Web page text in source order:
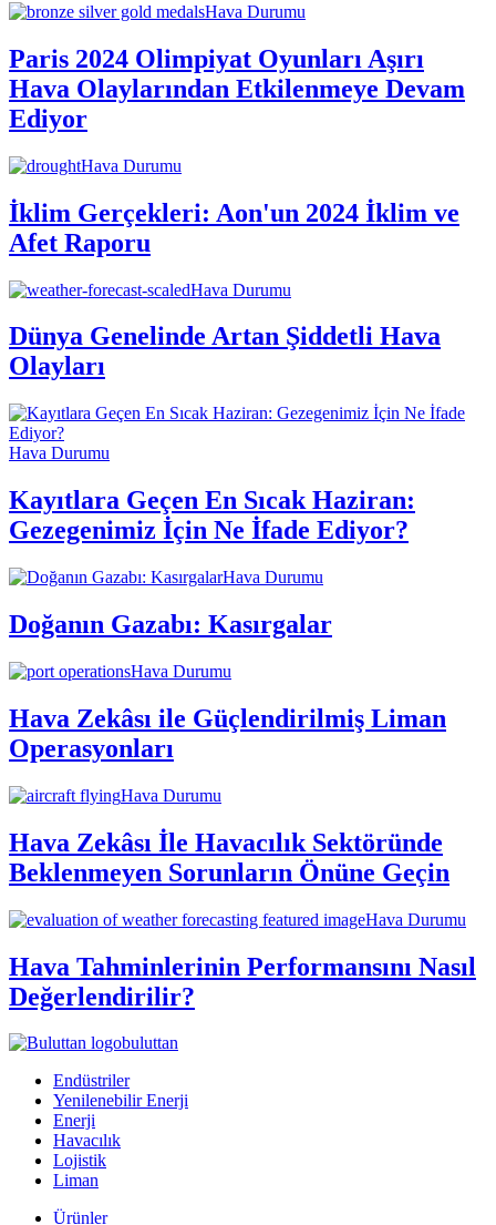
Hava Durumu
Paris 2024 Olimpiyat Oyunları Aşırı
Hava Olaylarından Etkilenmeye Devam
Ediyor
Hava Durumu
İklim Gerçekleri: Aon'un 2024 İklim ve
Afet Raporu
Hava Durumu
Dünya Genelinde Artan Şiddetli Hava
Olayları
Hava Durumu
Kayıtlara Geçen En Sıcak Haziran:
Gezegenimiz İçin Ne İfade Ediyor?
Hava Durumu
Doğanın Gazabı: Kasırgalar
Hava Durumu
Hava Zekâsı ile Güçlendirilmiş Liman
Operasyonları
Hava Durumu
Hava Zekâsı İle Havacılık Sektöründe
Beklenmeyen Sorunların Önüne Geçin
Hava Durumu
Hava Tahminlerinin Performansını Nasıl
Değerlendirilir?
buluttan
Endüstriler
Yenilenebilir Enerji
Enerji
Havacılık
Lojistik
Liman
Ürünler